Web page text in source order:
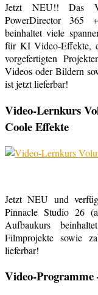
Jetzt NEU!! Das
PowerDirector 365
beinhaltet viele
für KI Video-Effekte,
vorgefertigten
Videos oder Bildern
ist jetzt lieferbar!
Video-Lernkurs
Coole Effekte
Jetzt NEU und
Pinnacle Studio 26
Aufbaukurs
Filmprojekte sowie
lieferbar!
Video-Programme